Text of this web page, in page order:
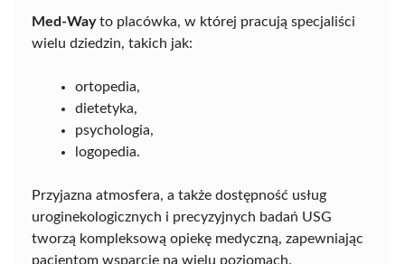
Med-Wayto placówka, w której pracują specjaliści
wielu dziedzin, takich jak:
ortopedia,
dietetyka,
psychologia,
logopedia.
Przyjazna atmosfera, a także dostępność usług
uroginekologicznych i precyzyjnych badań USG
tworzą kompleksową opiekę medyczną, zapewniając
pacjentom wsparcie na wielu poziomach.